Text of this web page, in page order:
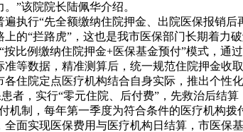
”该院院长陆佩华介绍。
执行“先全额缴纳住院押金、出院医保报销
的“拦路虎”，这也是我市医保部门长期着力破
按比例缴纳住院押金+医保基金预付”模式，
等数据，精准测算后，统一规范住院押金收
住院定点医疗机构结合自身实际，推出个
者，实行“零元住院、后付费”，先救治后结
机制，每年第一季度为符合条件的医疗机构
面实现医保费用与医疗机构日结算，市医保